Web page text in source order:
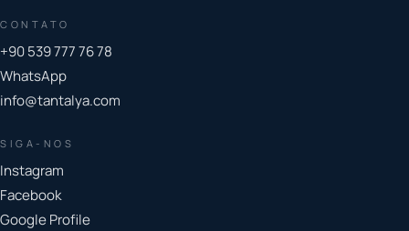
CONTATO
+90 539 777 76 78
WhatsApp
info@tantalya.com
SIGA-NOS
Instagram
Facebook
Google Profile